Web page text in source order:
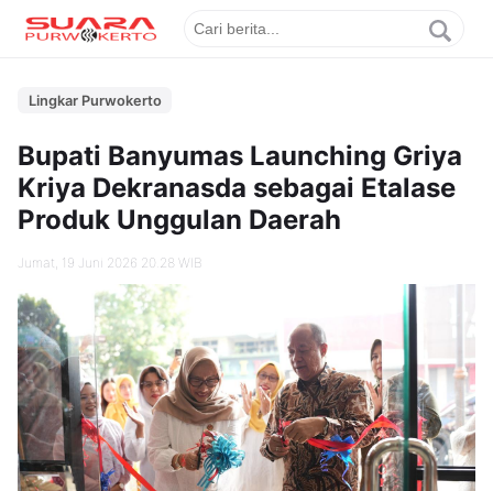
Lingkar Purwokerto
Bupati Banyumas Launching Griya
Kriya Dekranasda sebagai Etalase
Produk Unggulan Daerah
Jumat, 19 Juni 2026 20.28 WIB